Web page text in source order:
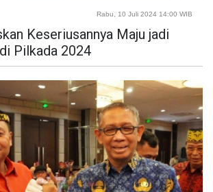
Rabu, 10 Juli 2024 14:00 WIB
Keseriusannya Maju jadi
Pilkada 2024